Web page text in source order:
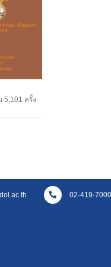
5,101 ครั้ง
02-419-